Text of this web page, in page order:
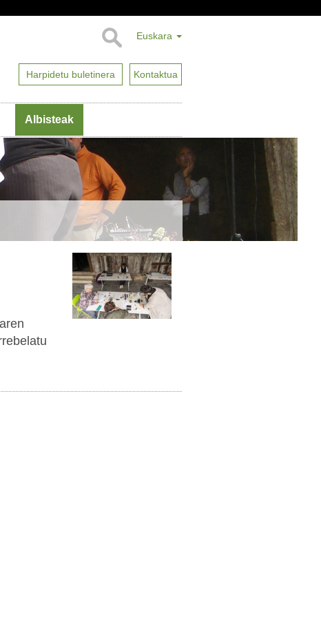
Euskara
Harpidetu buletinera Kontaktua
Albisteak